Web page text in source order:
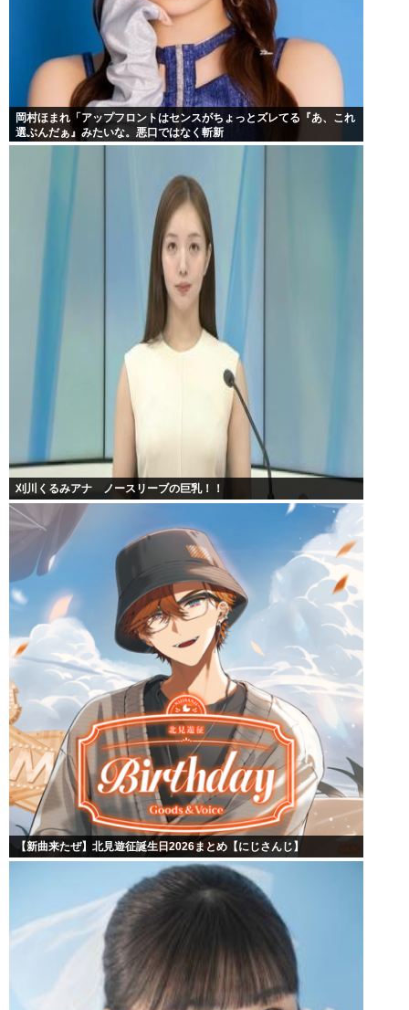
岡村ほまれ「アップフロントはセンスがちょっとズレてる『あ、これ
選ぶんだぁ』みたいな。悪口ではなく斬新
刈川くるみアナ ノースリーブの巨乳！！
【新曲来たぜ】北見遊征誕生日2026まとめ【にじさんじ】